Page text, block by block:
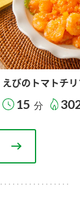
えびのトマトチ
15 分